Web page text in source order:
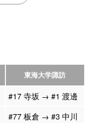
東海大学諏訪
#17 寺坂 → #1 渡邊
#77 板倉 → #3 中川